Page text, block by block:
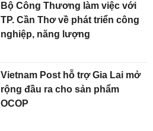
Bộ Công Thương làm việc với
TP. Cần Thơ về phát triển công
nghiệp, năng lượng
Vietnam Post hỗ trợ Gia Lai mở
rộng đầu ra cho sản phẩm
OCOP